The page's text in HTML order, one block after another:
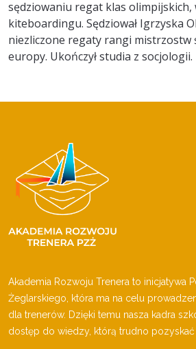
sędziowaniu regat klas
kiteboardingu. Sędziował Igrzyska
niezliczone regaty rangi mistrzostw
europy. Ukończył studia z socjologii.
Akademia Rozwoju Trenera to inicjatywa
Żeglarskiego, która ma na celu
dla trenerów. Dzięki temu nasza kadra
dostęp do wiedzy, którą trudno pozyskać